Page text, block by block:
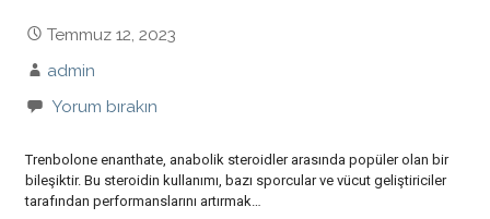
Temmuz 12, 2023
admin
Yorum bırakın
Trenbolone enanthate, anabolik steroidler arasında popüler olan bir
bileşiktir. Bu steroidin kullanımı, bazı sporcular ve vücut geliştiriciler
tarafından performanslarını artırmak…